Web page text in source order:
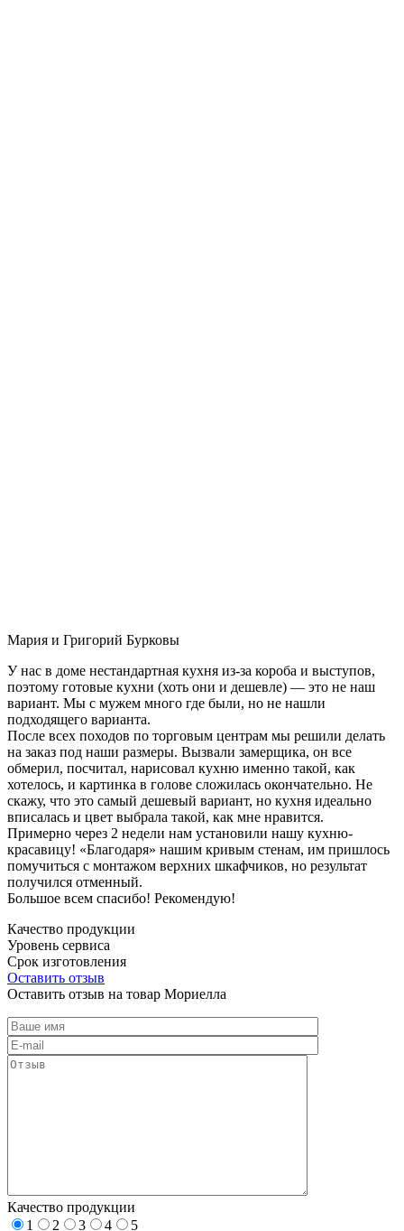
Мария и Григорий Бурковы
У нас в доме нестандартная кухня из-за короба и выступов,
поэтому готовые кухни (хоть они и дешевле) — это не наш
вариант. Мы с мужем много где были, но не нашли
подходящего варианта.
После всех походов по торговым центрам мы решили делать
на заказ под наши размеры. Вызвали замерщика, он все
обмерил, посчитал, нарисовал кухню именно такой, как
хотелось, и картинка в голове сложилась окончательно. Не
скажу, что это самый дешевый вариант, но кухня идеально
вписалась и цвет выбрала такой, как мне нравится.
Примерно через 2 недели нам установили нашу кухню-
красавицу! «Благодаря» нашим кривым стенам, им пришлось
помучиться с монтажом верхних шкафчиков, но результат
получился отменный.
Большое всем спасибо! Рекомендую!
Качество продукции
Уровень сервиса
Срок изготовления
Оставить отзыв
Оставить отзыв на товар Мориелла
Качество продукции
1
2 3 4
5